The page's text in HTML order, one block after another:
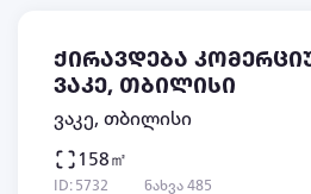
ქირავდება
ვაკე, თბილისი
ვაკე, თბილისი
158㎡
ID: 5732 ნახვა 485